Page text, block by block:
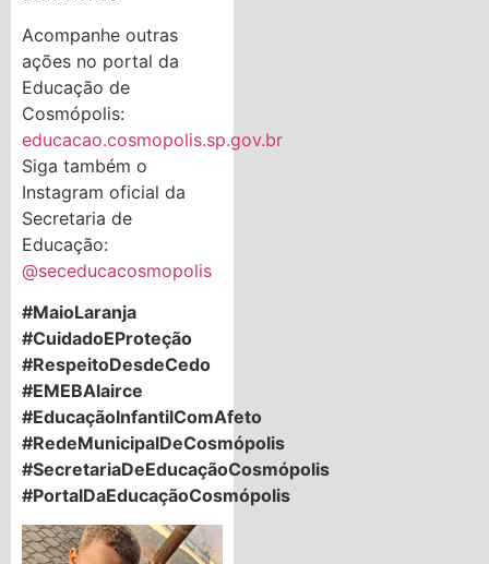
Acompanhe outras
ações no portal da
Educação de
Cosmópolis:
educacao.cosmopolis.sp.gov.br
Siga também o
Instagram oficial da
Secretaria de
Educação:
@seceducacosmopolis
#MaioLaranja
#CuidadoEProteção
#RespeitoDesdeCedo
#EMEBAlairce
#EducaçãoInfantilComAfeto
#RedeMunicipalDeCosmópolis
#SecretariaDeEducaçãoCosmópolis
#PortalDaEducaçãoCosmópolis